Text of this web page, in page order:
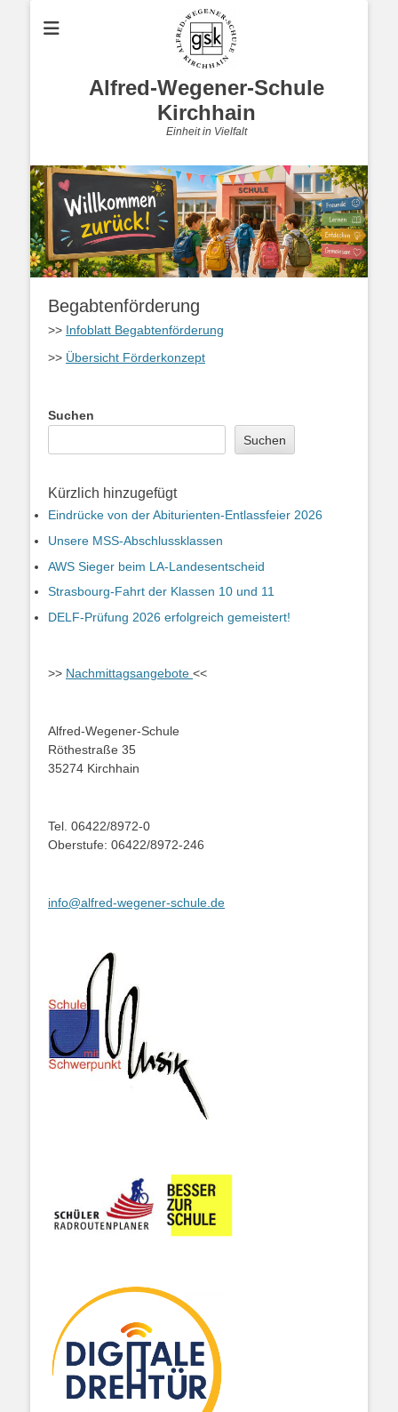
Alfred-Wegener-Schule
Kirchhain
Einheit in Vielfalt
Begabtenförderung
>> Infoblatt Begabtenförderung
>> Übersicht Förderkonzept
Suchen
Suchen
Kürzlich hinzugefügt
Eindrücke von der Abiturienten-Entlassfeier 2026
Unsere MSS-Abschlussklassen
AWS Sieger beim LA-Landesentscheid
Strasbourg-Fahrt der Klassen 10 und 11
DELF-Prüfung 2026 erfolgreich gemeistert!
>> Nachmittagsangebote <<
Alfred-Wegener-Schule
Röthestraße 35
35274 Kirchhain
Tel. 06422/8972-0
Oberstufe: 06422/8972-246
info@alfred-wegener-schule.de